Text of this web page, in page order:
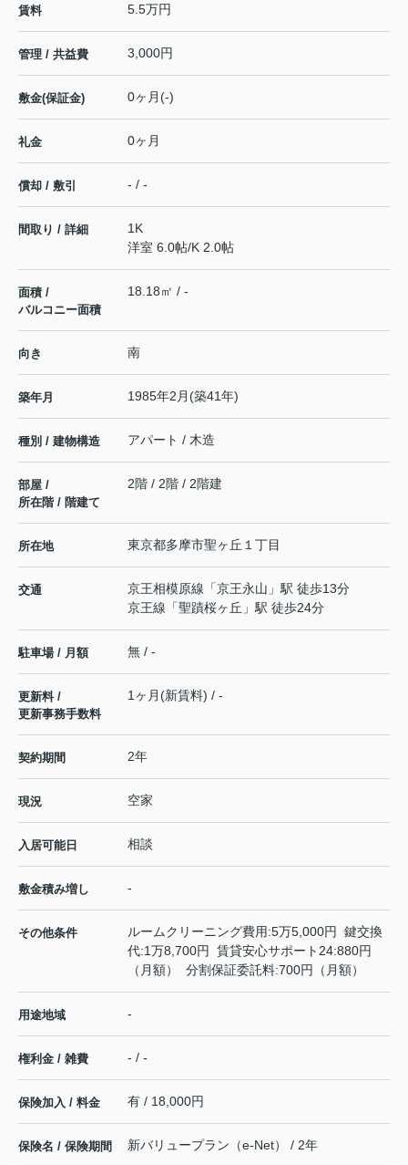
賃料 5.5万円
管理 / 共益費 3,000円
敷金(保証金) 0ヶ月(-)
礼金 0ヶ月
償却 / 敷引 - / -
間取り / 詳細
1K
洋室 6.0帖/K 2.0帖
面積 /
バルコニー面積
18.18㎡ / -
向き 南
築年月 1985年2月(築41年)
種別 / 建物構造 アパート / 木造
部屋 /
所在階 / 階建て
2階 / 2階 / 2階建
所在地 東京都多摩市聖ヶ丘 １丁目
交通 京王相模原線 「京王永山 」駅 徒歩13分
京王線 「聖蹟桜ヶ丘 」駅 徒歩24分
駐車場 / 月額 無 / -
更新料 /
更新事務手数料
1ヶ月(新賃料) / -
契約期間 2年
現況 空家
入居可能日 相談
敷金積み増し -
その他条件
ルームクリーニング費用:5万5,000円 鍵交換
代:1万8,700円 賃貸安心サポート24:880円
（月額） 分割保証委託料:700円（月額）
用途地域 -
権利金 / 雑費 - / -
保険加入 / 料金 有 / 18,000円
保険名 / 保険期間 新バリュープラン（e-Net） / 2年